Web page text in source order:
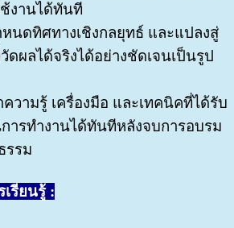
งานได้ทันที
นดทิศทางเชิงกลยุทธ์ และแปลงสู่
ดผลได้จริงได้อย่างชัดเจนเป็นรูป
วามรู้ เครื่องมือ และเทคนิคที่ได้รับ
ารทำงานได้ทันทีหลังจบการอบรม
รรม
รียนรู้ :